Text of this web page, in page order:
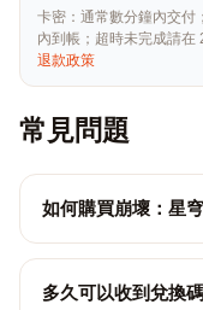
卡密：通常數分鐘內交付
內到帳；超時未完成請在
退款政策
常見問題
如何購買崩壞：星
多久可以收到兌換